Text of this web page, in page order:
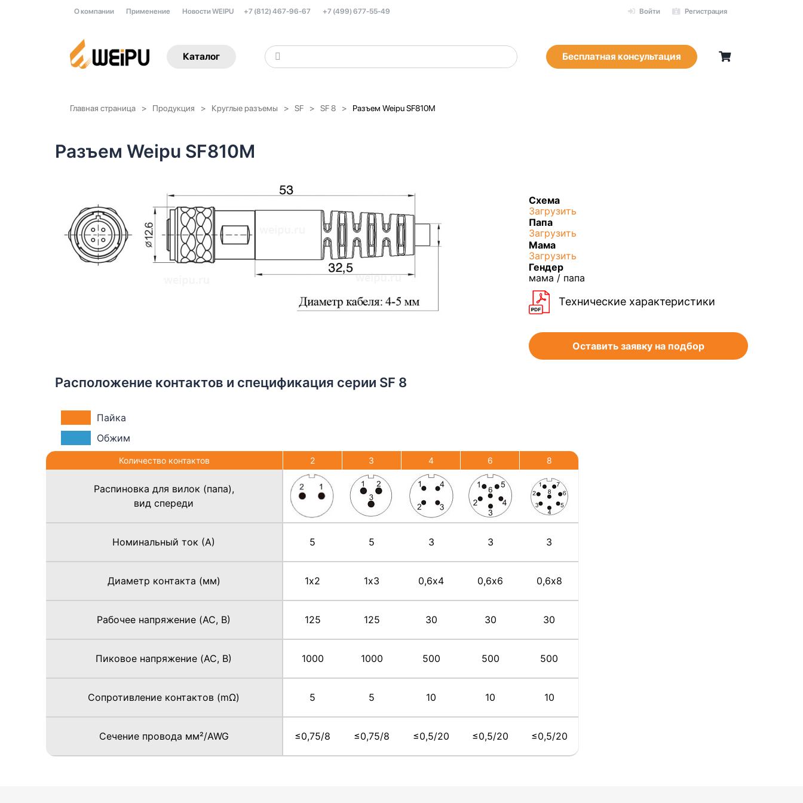
Войти Регистрация
О компании Применение Новости WEIPU +7 (812) 467-96-67 +7 (499) 677-55-49
Каталог Бесплатная консультация
Главная страница Продукция Круглые разъемы SF SF 8 Разъем Weipu SF810M
Разъем Weipu SF810M
Схема
Загрузить
Папа
Загрузить
Мама
Загрузить
Гендер
мама / папа
Технические характеристики
Оставить заявку на подбор
Расположение контактов и спецификация серии SF 8
Пайка
Обжим
Количество контактов
Распиновка для вилок (папа),
вид спереди
Номинальный ток (А)
Диаметр контакта (мм)
Рабочее напряжение (AC, В)
Пиковое напряжение (AC, В)
Сопротивление контактов (mΩ)
Сечение провода мм²/AWG
2
5
1х2
125
1000
5
≤0,75/8
3
5
1х3
125
1000
5
≤0,75/8
4
3
0,6х4
30
500
10
≤0,5/20
6
3
0,6х6
30
500
10
≤0,5/20
8
3
0,6х8
30
500
10
≤0,5/20